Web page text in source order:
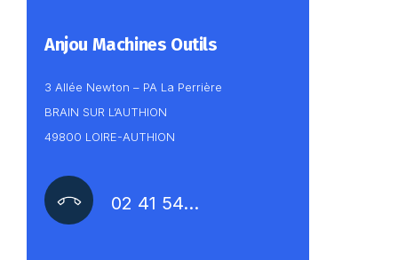
Anjou Machines Outils
3 Allée Newton – PA La Perrière
BRAIN SUR L’AUTHION
49800 LOIRE-AUTHION
02 41 54…